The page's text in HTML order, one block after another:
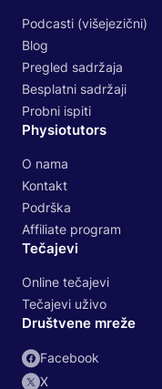
Podcasti (višejezični)
Blog
Pregled sadržaja
Besplatni sadržaji
Probni ispiti
Physiotutors
O nama
Kontakt
Podrška
Affiliate program
Tečajevi
Online tečajevi
Tečajevi uživo
Društvene mreže
Facebook
X